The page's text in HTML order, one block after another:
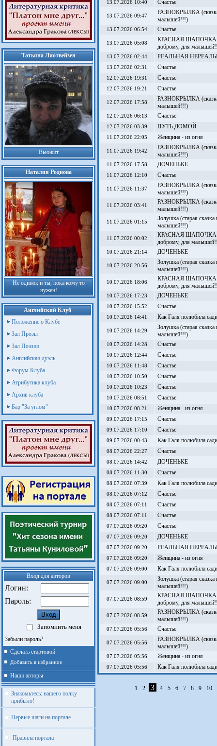
Татьяна Лиотвейзен
Вьюжит
Наталия Роднова
Не одинок и ты, пока кому то
нужен!
Английский Клуб
Положение о Клубе
Зал Прозы
Зал Поэзии
Английская дуэль
Форум Клуба
Атрибутика клуба
Архив клуба
Бар "За углом"
Вход для авторов
Логин:
Пароль:
Запомнить меня
Забыли пароль?
Сделать стартовой
Добавить в избранное
Наши авторы
Знакомьтесь: нашего полку
прибыло!
Первые шаги на портале
Правила портала
13.07.2026 10:40 Счастье
13.07.2026 09:47
РАЗНОКРЫЛКА
малышей!!!)
13.07.2026 06:54 Счастье
13.07.2026 05:08
КРАСНАЯ ШАПОЧКА
доброму, для
13.07.2026 02:44 РЕАЛЬНАЯ
13.07.2026 02:31 Счастье
12.07.2026 19:31 Счастье
12.07.2026 19:21 Счастье
12.07.2026 17:58
РАЗНОКРЫЛКА
малышей!!!)
12.07.2026 06:13 Счастье
12.07.2026 03:39 ПУТЬ ДОМОЙ
11.07.2026 22:05 Женщина - из огня
11.07.2026 19:42
РАЗНОКРЫЛКА
малышей!!!)
11.07.2026 17:58 ДОЧЕНЬКЕ
11.07.2026 12:10 Счастье
11.07.2026 11:37
РАЗНОКРЫЛКА
малышей!!!)
11.07.2026 03:41
РАЗНОКРЫЛКА
малышей!!!)
11.07.2026 01:15
Золушка (старая
малышей!!!)
11.07.2026 00:02
КРАСНАЯ ШАПОЧКА
доброму, для
10.07.2026 21:14 ДОЧЕНЬКЕ
10.07.2026 20:56
Золушка (старая
малышей!!!)
10.07.2026 18:06
КРАСНАЯ ШАПОЧКА
доброму, для
10.07.2026 17:23 ДОЧЕНЬКЕ
10.07.2026 15:52 Счастье
10.07.2026 14:41 Как Галя полюбила
10.07.2026 14:29
Золушка (старая
малышей!!!)
10.07.2026 14:28 Счастье
10.07.2026 12:44 Счастье
10.07.2026 11:48 Счастье
10.07.2026 10:50 Счастье
10.07.2026 10:23 Счастье
10.07.2026 08:51 Счастье
10.07.2026 08:21 Женщина - из огня
09.07.2026 17:15 Счастье
09.07.2026 17:10 Счастье
09.07.2026 00:43 Как Галя полюбила
08.07.2026 22:27 Счастье
08.07.2026 14:42 ДОЧЕНЬКЕ
08.07.2026 11:30 Счастье
08.07.2026 07:39 Как Галя полюбила
08.07.2026 07:12 Счастье
08.07.2026 07:11 Счастье
08.07.2026 07:11 Счастье
07.07.2026 09:20 Счастье
07.07.2026 09:20 ДОЧЕНЬКЕ
07.07.2026 09:20 РЕАЛЬНАЯ
07.07.2026 09:20 Женщина - из огня
07.07.2026 09:00 Как Галя полюбила
07.07.2026 09:00
Золушка (старая
малышей!!!)
07.07.2026 08:59
КРАСНАЯ ШАПОЧКА
доброму, для
07.07.2026 08:59
РАЗНОКРЫЛКА
малышей!!!)
07.07.2026 05:56 Счастье
07.07.2026 05:56
РАЗНОКРЫЛКА
малышей!!!)
07.07.2026 05:56 Женщина - из огня
07.07.2026 05:56 Как Галя полюбила
1 2 3 4 5 6 7 8 9 10